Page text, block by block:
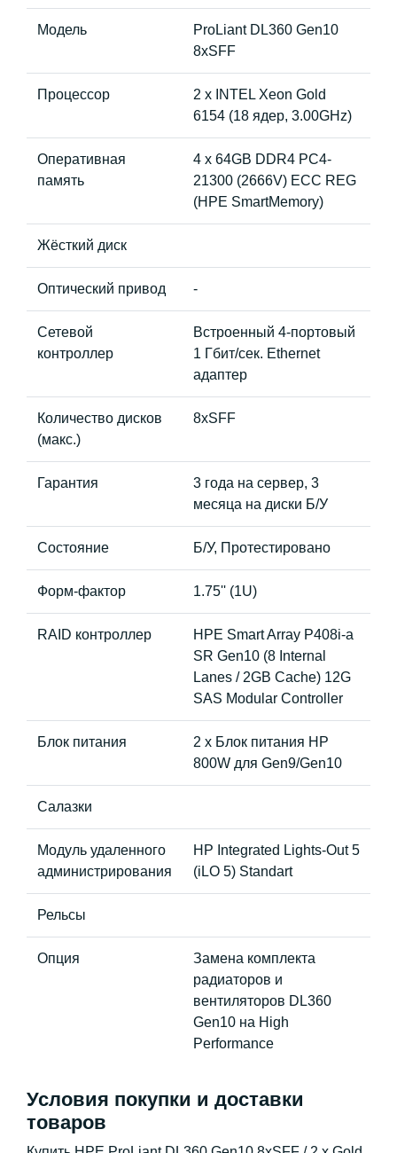
Модель
ProLiant DL360 Gen10
8xSFF
Процессор
2 x INTEL Xeon Gold
6154 (18 ядер, 3.00GHz)
Оперативная
память
4 x 64GB DDR4 PC4-
21300 (2666V) ECC REG
(HPE SmartMemory)
Жёсткий диск
Оптический привод -
Сетевой
контроллер
Встроенный 4-портовый
1 Гбит/сек. Ethernet
адаптер
Количество дисков
(макс.)
8хSFF
Гарантия
3 года на сервер, 3
месяца на диски Б/У
Состояние Б/У, Протестировано
Форм-фактор 1.75'' (1U)
RAID контроллер
HPE Smart Array P408i-a
SR Gen10 (8 Internal
Lanes / 2GB Cache) 12G
SAS Modular Controller
Блок питания
2 x Блок питания HP
800W для Gen9/Gen10
Салазки
Модуль удаленного
администрирования
HP Integrated Lights-Out 5
(iLO 5) Standart
Рельсы
Опция
Замена комплекта
радиаторов и
вентиляторов DL360
Gen10 на High
Performance
Условия покупки и доставки
товаров